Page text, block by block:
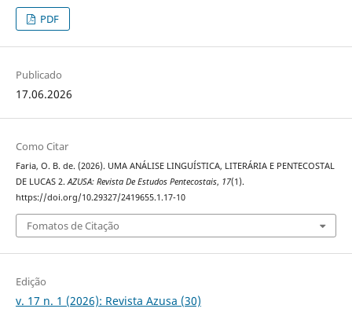
PDF
Publicado
17.06.2026
Como Citar
Faria, O. B. de. (2026). UMA ANÁLISE LINGUÍSTICA, LITERÁRIA E PENTECOSTAL
DE LUCAS 2.AZUSA: Revista De Estudos Pentecostais, 17(1).
https://doi.org/10.29327/2419655.1.17-10
Fomatos de Citação
Edição
v. 17 n. 1 (2026): Revista Azusa (30)